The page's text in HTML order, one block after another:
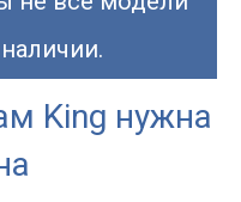
King нужна